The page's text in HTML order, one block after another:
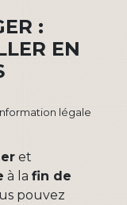
:
EN
légale
et
à la fin de
pouvez